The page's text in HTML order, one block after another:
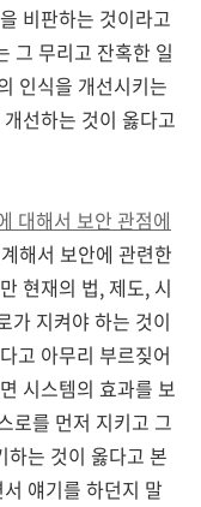
비판하는 것이라고
그 무리고 잔혹한 일
인식을 개선시키는
선하는 것이 옳다고
대해서 보안 관점에
해서 보안에 관련한
현재의 법, 제도, 시
가 지켜야 하는 것이
고 아무리 부르짖어
시스템의 효과를 보
로를 먼저 지키고 그
하는 것이 옳다고 본
얘기를 하던지 말